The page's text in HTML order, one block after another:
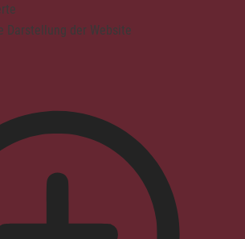
Darstellung der Website